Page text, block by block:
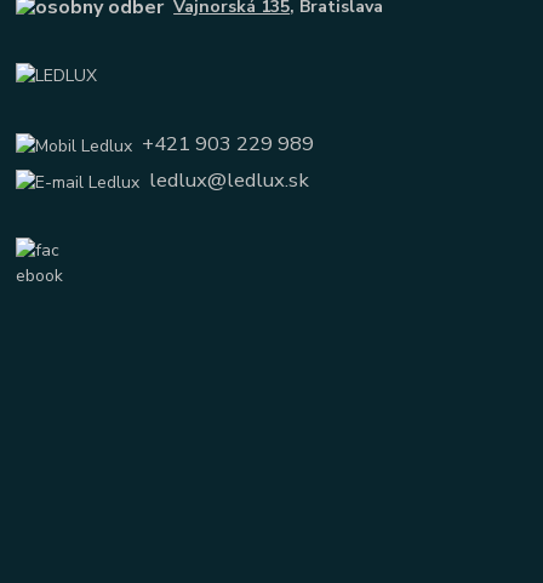
Vajnorská 135, Bratislava
+421 903 229 989
ledlux@ledlux.sk